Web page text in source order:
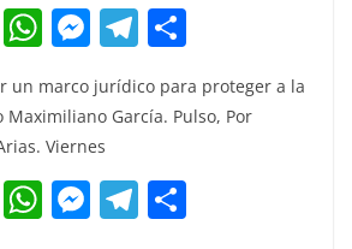
E W
at
s
A
p
M
e
ss
e
n
g
T
e
a
m
m
un marco jurídico para proteger a la
Maximiliano García. Pulso, Por
Viernes
E W M T